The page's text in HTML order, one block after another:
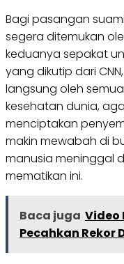
Bagi pasangan
segera ditemukan
keduanya sepakat
yang dikutip dari
langsung oleh
kesehatan dunia,
menciptakan
makin mewabah di
manusia meninggal
mematikan ini.
Baca juga Video
Pecahkan Rekor